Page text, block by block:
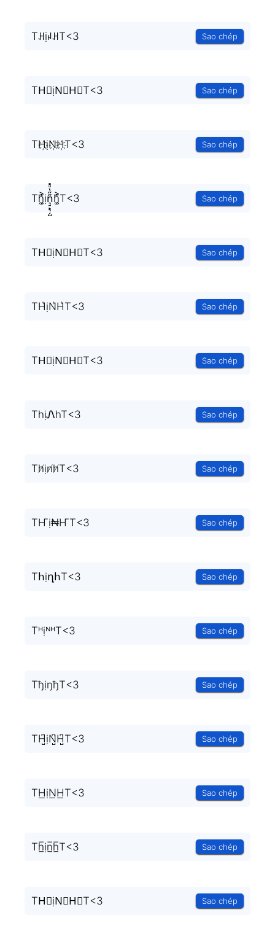
TꃅịꈤꃅT<3 Sao chép
TH⃟ịN⃟H⃟T<3 Sao chép
TH҉ịN҉H҉T<3 Sao chép
Th͚̖̜̍̃͐ịn͉̠̙͉̗̺̋̋̔ͧ̊h͚̖̜̍̃͐T<3 Sao chép
TH⃗ịN⃗H⃗T<3 Sao chép
TH͛ịN͛H͛T<3 Sao chép
TH⃒ịN⃒H⃒T<3 Sao chép
ThịᏁhT<3 Sao chép
Th̸ịn̸h̸T<3 Sao chép
TҤị₦ҤT<3 Sao chép
TհịղհT<3 Sao chép
TᴴịᴺᴴT<3 Sao chép
TђịŋђT<3 Sao chép
TH̺͆ịN̺͆H̺͆T<3 Sao chép
TH͟ịN͟H͟T<3 Sao chép
Th̲̅ịn̲̅h̲̅T<3 Sao chép
TH⃣ịN⃣H⃣T<3 Sao chép